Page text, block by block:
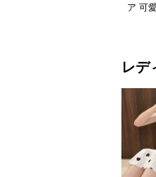
ア 可
レデ